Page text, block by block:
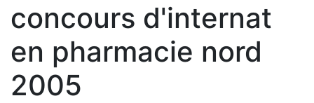
concours d'internat
en pharmacie nord
2005